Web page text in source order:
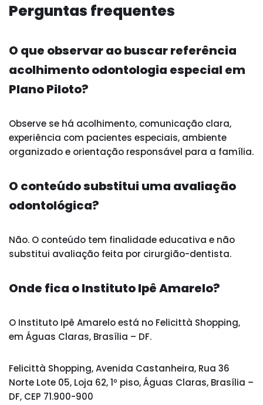
Perguntas frequentes
O que observar ao buscar referência
acolhimento odontologia especial em
Plano Piloto?
Observe se há acolhimento, comunicação clara,
experiência com pacientes especiais, ambiente
organizado e orientação responsável para a família.
O conteúdo substitui uma avaliação
odontológica?
Não. O conteúdo tem finalidade educativa e não
substitui avaliação feita por cirurgião-dentista.
Onde fica o Instituto Ipê Amarelo?
O Instituto Ipê Amarelo está no Felicittà Shopping,
em Águas Claras, Brasília – DF.
Felicittà Shopping, Avenida Castanheira, Rua 36
Norte Lote 05, Loja 62, 1º piso, Águas Claras, Brasília –
DF, CEP 71.900-900